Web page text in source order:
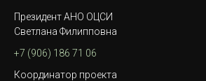
Президент АНО ОЦСИ
Светлана Филипповна
+7 (906) 186 71 06
Координатор проекта